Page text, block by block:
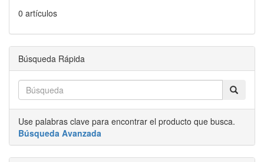
0 artículos
Búsqueda Rápida
Use palabras clave para encontrar el producto que busca.
Búsqueda Avanzada